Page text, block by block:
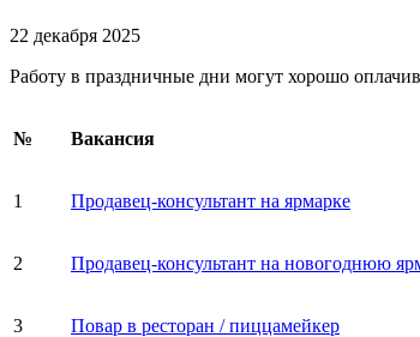
22 декабря 2025
Работу в праздничные дни могут хорошо
№ Вакансия
1 Продавец-консультант на ярмарке
2 Продавец-консультант на новогоднюю
3 Повар в ресторан / пиццамейкер